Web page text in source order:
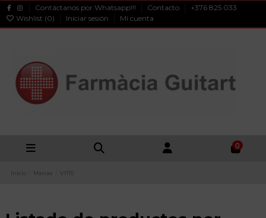
Contáctanos por Whatsapp!!! Contacto
+376 825 033
Wishlist (0) Iniciar sesión Mi cuenta
0
Inicio Marcas VITIS